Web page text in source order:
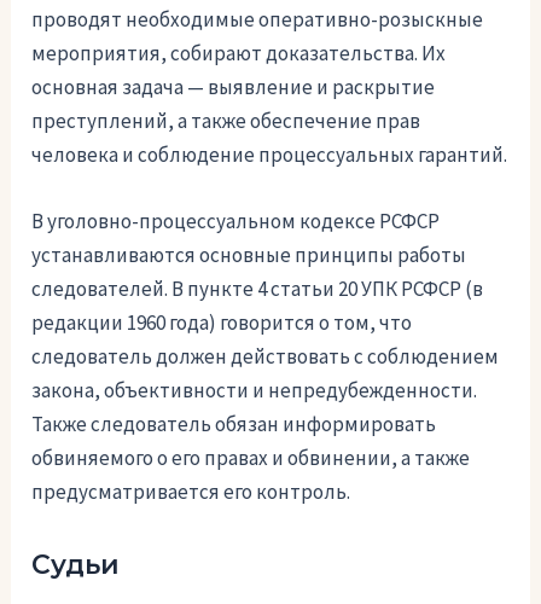
проводят необходимые оперативно-розыскные
мероприятия, собирают доказательства. Их
основная задача — выявление и раскрытие
преступлений, а также обеспечение прав
человека и соблюдение процессуальных гарантий.
В уголовно-процессуальном кодексе РСФСР
устанавливаются основные принципы работы
следователей. В пункте 4 статьи 20 УПК РСФСР (в
редакции 1960 года) говорится о том, что
следователь должен действовать с соблюдением
закона, объективности и непредубежденности.
Также следователь обязан информировать
обвиняемого о его правах и обвинении, а также
предусматривается его контроль.
Судьи